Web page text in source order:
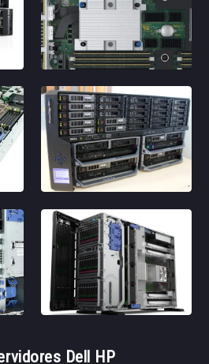
Dell HP